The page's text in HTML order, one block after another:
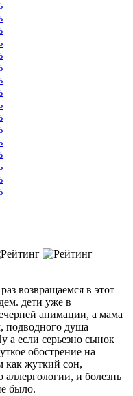
возвращаемся в этот
дети уже в
анимации, а мама
подводного душа
а если серьезно сынок
обострение на
как жуткий сон,
и болезнь
было.